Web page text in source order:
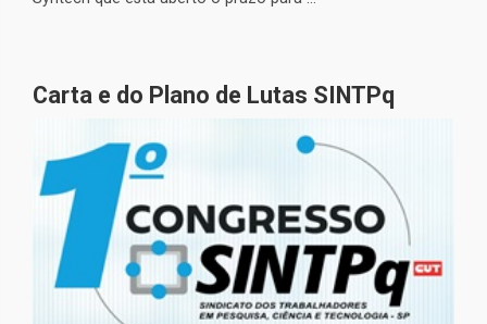
Carta e do Plano de Lutas SINTPq